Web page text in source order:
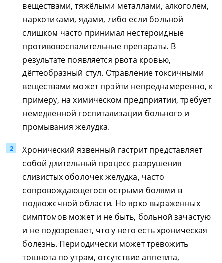
веществами, тяжёлыми металлами, алкоголем,
наркотиками, ядами, либо если больной
слишком часто принимал нестероидные
противовоспалительные препараты. В
результате появляется рвота кровью,
дёгтеобразный стул. Отравление токсичными
веществами может пройти непреднамеренно, к
примеру, на химическом предприятии, требует
немедленной госпитализации больного и
промывания желудка.
Хронический язвенный гастрит представляет
собой длительный процесс разрушения
слизистых оболочек желудка, часто
сопровождающегося острыми болями в
подложечной области. Но ярко выраженных
симптомов может и не быть, больной зачастую
и не подозревает, что у него есть хроническая
болезнь. Периодически может тревожить
тошнота по утрам, отсутствие аппетита,